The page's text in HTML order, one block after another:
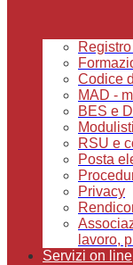
Codice
MAD -
BES e
RSU e
Posta
Privacy
lavoro,
Servizi on line